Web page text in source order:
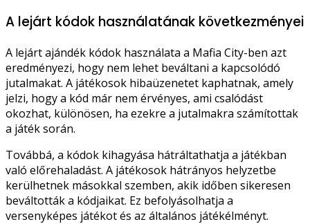
A lejárt kódok használatának következményei
A lejárt ajándék kódok használata a Mafia City-ben azt
eredményezi, hogy nem lehet beváltani a kapcsolódó
jutalmakat. A játékosok hibaüzenetet kaphatnak, amely
jelzi, hogy a kód már nem érvényes, ami csalódást
okozhat, különösen, ha ezekre a jutalmakra számítottak
a játék során.
Továbbá, a kódok kihagyása hátráltathatja a játékban
való előrehaladást. A játékosok hátrányos helyzetbe
kerülhetnek másokkal szemben, akik időben sikeresen
beváltották a kódjaikat. Ez befolyásolhatja a
versenyképes játékot és az általános játékélményt.